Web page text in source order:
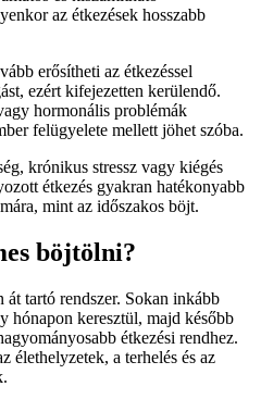
az étkezések hosszabb
erősítheti az étkezéssel
ezért kifejezetten kerülendő.
hormonális problémák
felügyelete mellett jöhet szóba.
krónikus stressz vagy kiégés
étkezés gyakran hatékonyabb
mint az időszakos böjt.
böjtölni?
tartó rendszer. Sokan inkább
hónapon keresztül, majd később
étkezési rendhez.
élethelyzetek, a terhelés és az